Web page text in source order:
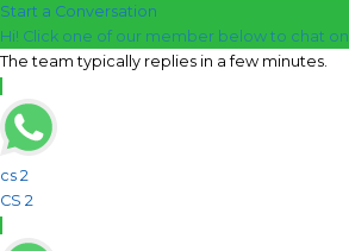
Start a Conversation
Hi! Click one of our member below to chat on
The team typically replies in a few minutes.
cs 2
CS 2